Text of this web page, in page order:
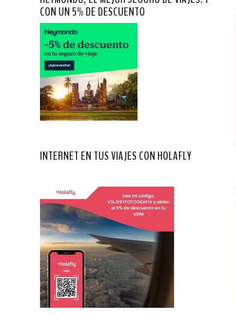
CON UN 5% DE DESCUENTO
INTERNET EN TUS VIAJES CON HOLAFLY